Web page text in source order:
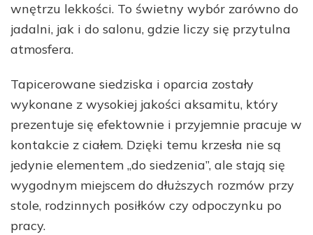
wnętrzu lekkości. To świetny wybór zarówno do
jadalni, jak i do salonu, gdzie liczy się przytulna
atmosfera.
Tapicerowane siedziska i oparcia zostały
wykonane z wysokiej jakości aksamitu, który
prezentuje się efektownie i przyjemnie pracuje w
kontakcie z ciałem. Dzięki temu krzesła nie są
jedynie elementem „do siedzenia”, ale stają się
wygodnym miejscem do dłuższych rozmów przy
stole, rodzinnych posiłków czy odpoczynku po
pracy.